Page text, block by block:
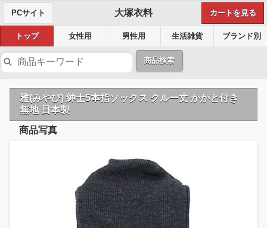
PCサイト 大塚衣料 カートを見る
トップ 女性用 男性用 生活雑貨 ブランド別
商品検索
雅(みやび) 紳士5本指ソックス クルー丈 かかと付き
無地 日本製
商品写真